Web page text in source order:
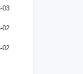
03
02
02